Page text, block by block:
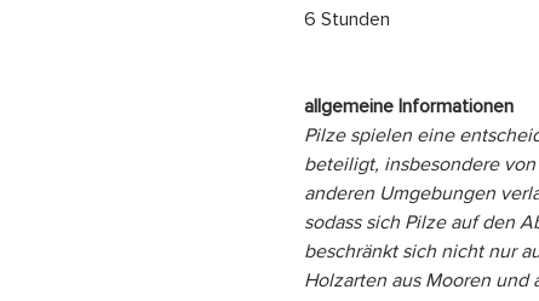
6 Stunden
allgemeine Informationen
Pilze spielen eine
beteiligt, insbesondere
anderen Umgebungen
sodass sich Pilze auf den
beschränkt sich nicht nur
Holzarten aus Mooren und